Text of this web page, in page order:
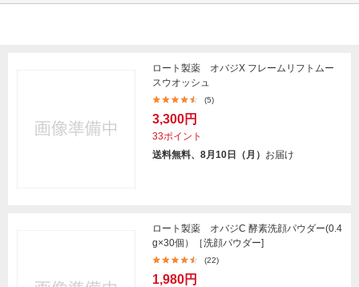
ロート製薬 オバジX フレームリフトムー
スウオッシュ
(5)
3,300円
33ポイント
送料無料、8月10日（月） お届け
ロート製薬 オバジC 酵素洗顔パウダー(0.4
g×30個）［洗顔パウダー]
(22)
1,980円